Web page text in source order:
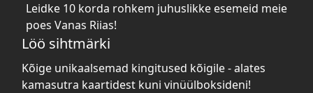
Leidke 10 korda rohkem juhuslikke esemeid meie
poes Vanas Riias!
Löö sihtmärki
Kõige unikaalsemad kingitused kõigile - alates
kamasutra kaartidest kuni vinüülboksideni!